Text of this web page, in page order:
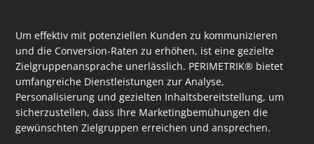
Um effektiv mit potenziellen Kunden zu kommunizieren
und die Conversion-Raten zu erhöhen, ist eine gezielte
Zielgruppenansprache unerlässlich. PERIMETRIK® bietet
umfangreiche Dienstleistungen zur Analyse,
Personalisierung und gezielten Inhaltsbereitstellung, um
sicherzustellen, dass Ihre Marketingbemühungen die
gewünschten Zielgruppen erreichen und ansprechen.